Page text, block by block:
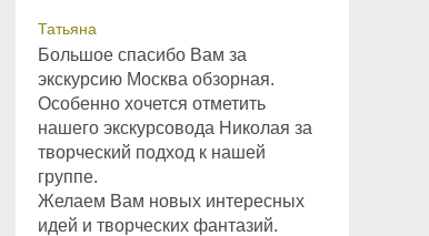
Татьяна
Большое спасибо Вам за
экскурсию Москва обзорная.
Особенно хочется отметить
нашего экскурсовода Николая за
творческий подход к нашей
группе.
Желаем Вам новых интересных
идей и творческих фантазий.